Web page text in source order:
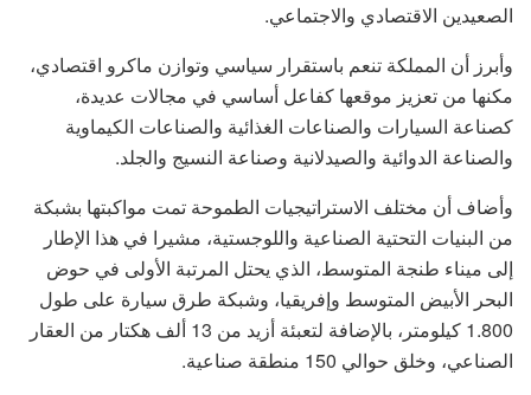
الصعيدين الاقتصادي والاجتماعي.
وأبرز أن المملكة تنعم باستقرار سياسي وتوازن ماكرو اقتصادي،
مكنها من تعزيز موقعها كفاعل أساسي في مجالات عديدة،
كصناعة السيارات والصناعات الغذائية والصناعات الكيماوية
والصناعة الدوائية والصيدلانية وصناعة النسيج والجلد.
وأضاف أن مختلف الاستراتيجيات الطموحة تمت مواكبتها بشبكة
من البنيات التحتية الصناعية واللوجستية، مشيرا في هذا الإطار
إلى ميناء طنجة المتوسط، الذي يحتل المرتبة الأولى في حوض
البحر الأبيض المتوسط وإفريقيا، وشبكة طرق سيارة على طول
1.800 كيلومتر، بالإضافة لتعبئة أزيد من 13 ألف هكتار من العقار
الصناعي، وخلق حوالي 150 منطقة صناعية.